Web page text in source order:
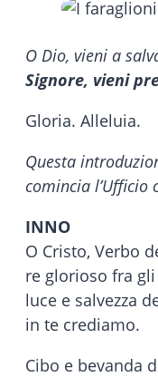
O Dio, vieni a
Signore, vieni
Gloria. Alleluia.
Questa
comincia l’Ufficio
INNO
O Cristo, Verbo
re glorioso fra gli
luce e salvezza
in te crediamo.
Cibo e bevanda